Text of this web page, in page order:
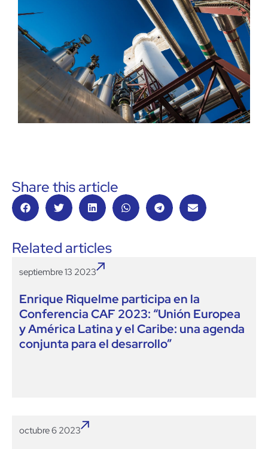
Share this article
Related articles
septiembre 13 2023
Enrique Riquelme participa en la
Conferencia CAF 2023: “Unión Europea
y América Latina y el Caribe: una agenda
conjunta para el desarrollo”
octubre 6 2023